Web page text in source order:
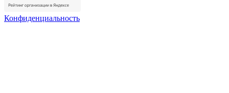
Конфиденциальность